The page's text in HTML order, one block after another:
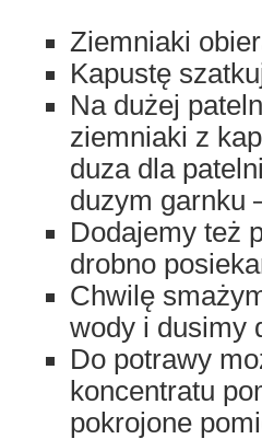
Ziemniaki
Kapustę
Na dużej
ziemniaki z
duza dla
duzym garnku
Dodajemy też
drobno
Chwilę
wody i dusimy
Do potrawy
koncentratu
pokrojone